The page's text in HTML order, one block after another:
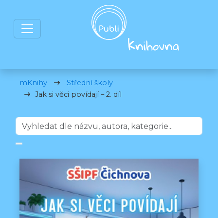
mKnihy
Střední školy
Jak si věci povídají – 2. díl